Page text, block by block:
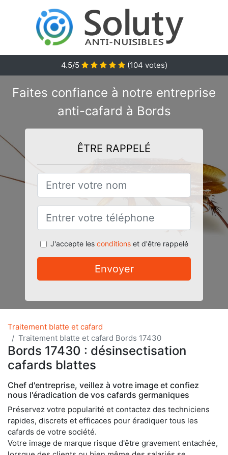
4.5/5 (104 votes)
Faites confiance à notre entreprise
anti-cafard à Bords
ÊTRE RAPPELÉ
J'accepte les conditionset d'être rappelé
Envoyer
Traitement blatte et cafard
Traitement blatte et cafard Bords 17430
Bords 17430 : désinsectisation
cafards blattes
Chef d'entreprise, veillez à votre image et confiez
nous l'éradication de vos cafards germaniques
Préservez votre popularité et contactez des techniciens
rapides, discrets et efficaces pour éradiquer tous les
cafards de votre société.
Votre image de marque risque d'être gravement entachée,